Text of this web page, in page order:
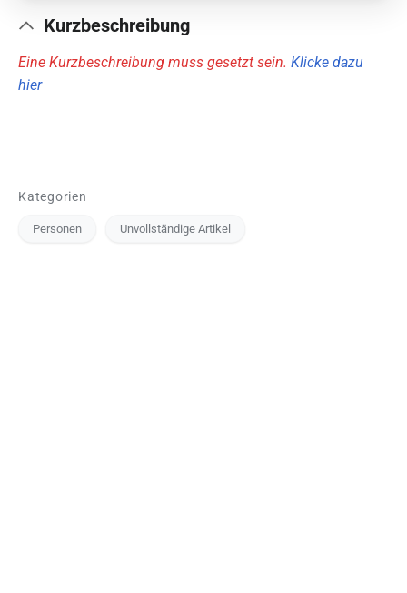
Kurzbeschreibung
Eine Kurzbeschreibung muss gesetzt sein. Klicke dazu
hier
Kategorien
Personen Unvollständige Artikel